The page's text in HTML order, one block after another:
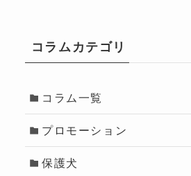
コラムカテゴリ
コラム一覧
プロモーション
保護犬